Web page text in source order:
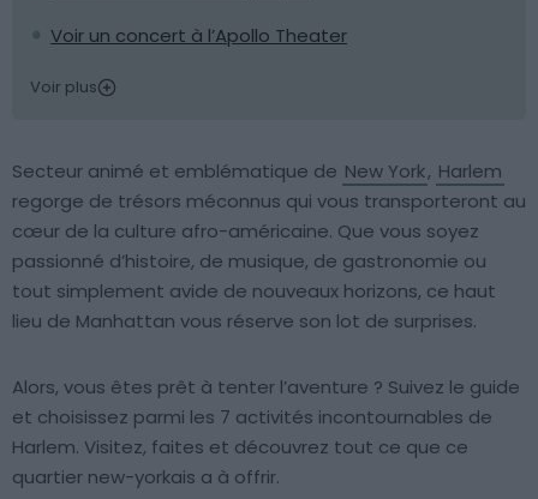
Voir un concert à l’Apollo Theater
Voir plus
Secteur animé et emblématique de New York, Harlem
regorge de trésors méconnus qui vous transporteront au
cœur de la culture afro-américaine. Que vous soyez
passionné d’histoire, de musique, de gastronomie ou
tout simplement avide de nouveaux horizons, ce haut
lieu de Manhattan vous réserve son lot de surprises.
Alors, vous êtes prêt à tenter l’aventure ? Suivez le guide
et choisissez parmi les 7 activités incontournables de
Harlem. Visitez, faites et découvrez tout ce que ce
quartier new-yorkais a à offrir.